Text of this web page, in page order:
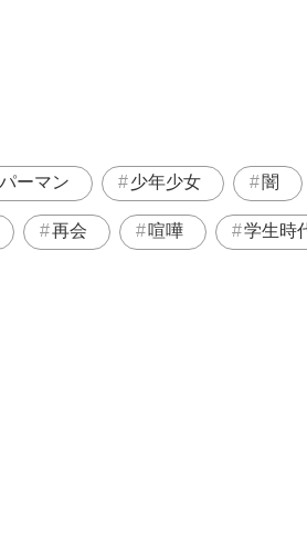
ーマン 少年少女 闇
再会 喧嘩 学生時